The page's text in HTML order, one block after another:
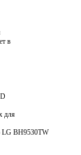
в
для
LG BH9530TW